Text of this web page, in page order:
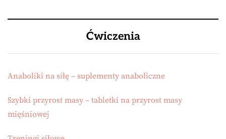
Ćwiczenia
Anaboliki na siłę – suplementy anaboliczne
Szybki przyrost masy – tabletki na przyrost masy
mięśniowej